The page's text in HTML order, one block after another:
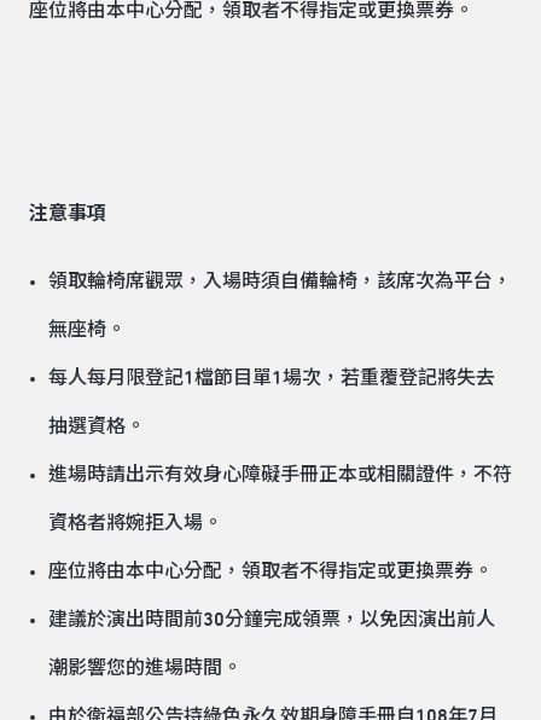
座位將由本中心分配，領取者不得指定或更換票券。
注意事項
領取輪椅席觀眾，入場時須自備輪椅，該席次為平台，
無座椅。
每人每月限登記1檔節目單1場次，若重覆登記將失去
抽選資格。
進場時請出示有效身心障礙手冊正本或相關證件，不符
資格者將婉拒入場。
座位將由本中心分配，領取者不得指定或更換票券。
建議於演出時間前30分鐘完成領票，以免因演出前人
潮影響您的進場時間。